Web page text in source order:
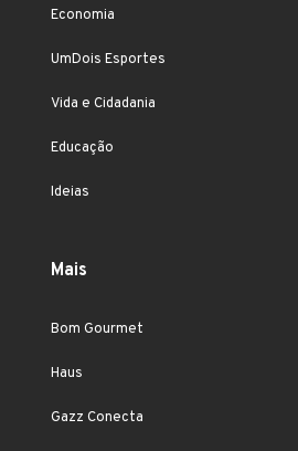
Economia
UmDois Esportes
Vida e Cidadania
Educação
Ideias
Mais
Bom Gourmet
Haus
Gazz Conecta